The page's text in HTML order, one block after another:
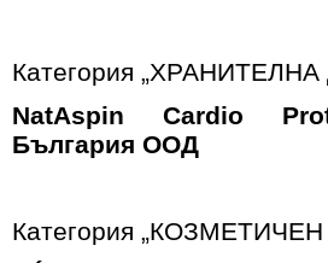
Категория
NatAspin Cardio
България ООД
Категория